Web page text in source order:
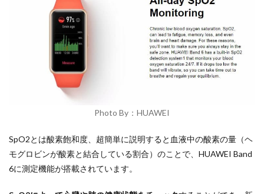
Photo By：HUAWEI
SpO2とは酸素飽和度、超簡単に説明すると血液中の酸素の量（ヘ
モグロビンが酸素と結合している割合）のことで、HUAWEI Band
6に測定機能が搭載されています。